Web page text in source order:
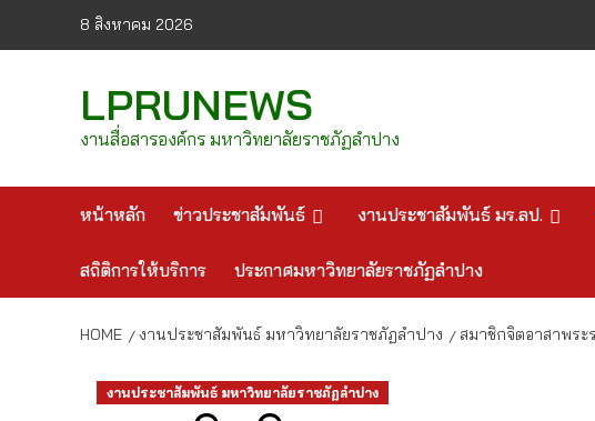
8 สิงหาคม 2026
LPRUNEWS
งานสื่อสารองค์กร มหาวิทยาลัยราชภัฏลำปาง
หน้าหลัก ข่าวประชาสัมพันธ์ งานประชาสัมพันธ์ มร.ลป.
สถิติการให้บริการ ประกาศมหาวิทยาลัยราชภัฏลำปาง
HOME งานประชาสัมพันธ์ มหาวิทยาลัยราชภัฏลำปาง สมาชิกจิตอาสาพร
งานประชาสัมพันธ์ มหาวิทยาลัยราชภัฏลำปาง